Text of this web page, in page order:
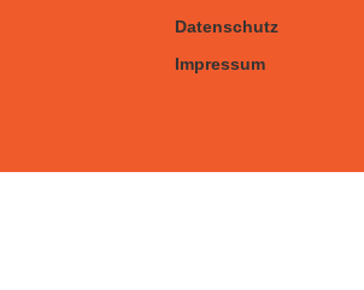
Datenschutz
Impressum